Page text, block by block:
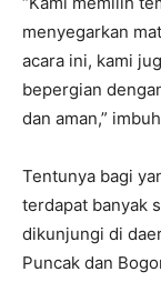
menyegarkan
acara ini, kami
bepergian
dan aman,”
Tentunya bagi
terdapat banyak
dikunjungi di
Puncak dan